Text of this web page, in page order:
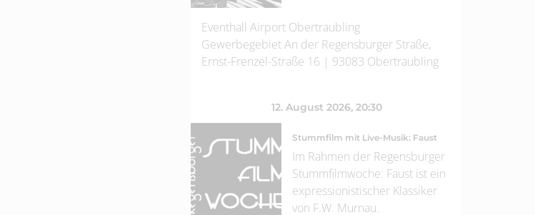
Eventhall Airport Obertraubling
Gewerbegebiet An der Regensburger Straße,
Ernst-Frenzel-Straße 16 | 93083 Obertraubling
12. August 2026, 20:30
Stummfilm mit Live-Musik: Faust
Im Rahmen der Regensburger
Stummfilmwoche: Faust ist ein
expressionistischer Klassiker
von F.W. Murnau.